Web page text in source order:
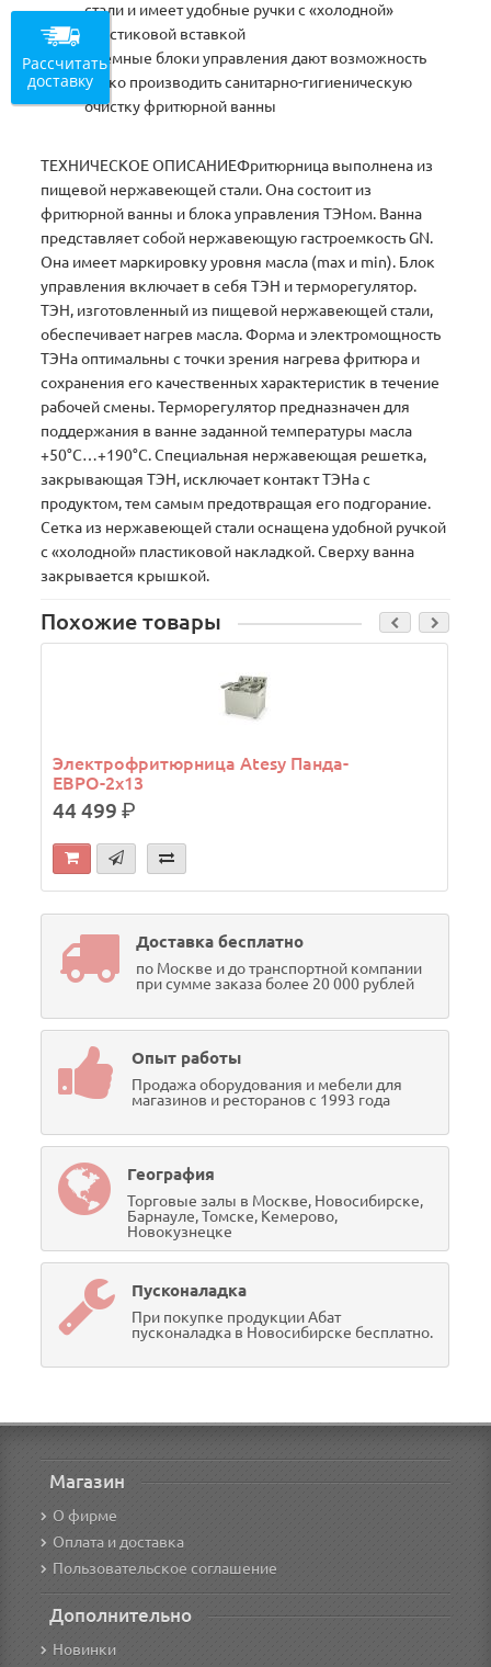
стали и имеет удобные ручки с «холодной»
пластиковой вставкой
Съемные блоки управления дают возможность
легко производить санитарно-гигиеническую
очистку фритюрной ванны
ТЕХНИЧЕСКОЕ ОПИСАНИЕФритюрница выполнена из
пищевой нержавеющей стали. Она состоит из
фритюрной ванны и блока управления ТЭНом. Ванна
представляет собой нержавеющую гастроемкость GN.
Она имеет маркировку уровня масла (max и min). Блок
управления включает в себя ТЭН и терморегулятор.
ТЭН, изготовленный из пищевой нержавеющей стали,
обеспечивает нагрев масла. Форма и электромощность
ТЭНа оптимальны с точки зрения нагрева фритюра и
сохранения его качественных характеристик в течение
рабочей смены. Терморегулятор предназначен для
поддержания в ванне заданной температуры масла
+50°С…+190°С. Специальная нержавеющая решетка,
закрывающая ТЭН, исключает контакт ТЭНа с
продуктом, тем самым предотвращая его подгорание.
Сетка из нержавеющей стали оснащена удобной ручкой
с «холодной» пластиковой накладкой. Сверху ванна
закрывается крышкой.
Похожие товары
Электрофритюрница Atesy Панда-
ЕВРО-2х13
44 499р.
Доставка бесплатно
по Москве и до транспортной компании
при сумме заказа более 20 000 рублей
Опыт работы
Продажа оборудования и мебели для
магазинов и ресторанов с 1993 года
География
Торговые залы в Москве, Новосибирске,
Барнауле, Томске, Кемерово,
Новокузнецке
Пусконаладка
При покупке продукции Абат
пусконаладка в Новосибирске бесплатно.
Магазин
О фирме
Оплата и доставка
Пользовательское соглашение
Дополнительно
Новинки
Рассчитать
доставку